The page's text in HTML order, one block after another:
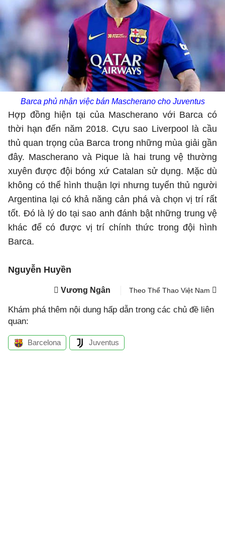
Barca phủ nhận việc bán Mascherano cho Juventus
Hợp đồng hiện tại của Mascherano với Barca có
thời hạn đến năm 2018. Cựu sao Liverpool là cầu
thủ quan trọng của Barca trong những mùa giải gần
đây. Mascherano và Pique là hai trung vệ thường
xuyên được đội bóng xứ Catalan sử dụng. Mặc dù
không có thể hình thuận lợi nhưng tuyển thủ người
Argentina lại có khả năng cản phá và chọn vị trí rất
tốt. Đó là lý do tại sao anh đánh bật những trung vệ
khác để có được vị trí chính thức trong đội hình
Barca.
Nguyễn Huyền
Vương Ngân Theo Thể Thao Việt Nam
Khám phá thêm nội dung hấp dẫn trong các chủ đề liên
quan:
Barcelona Juventus